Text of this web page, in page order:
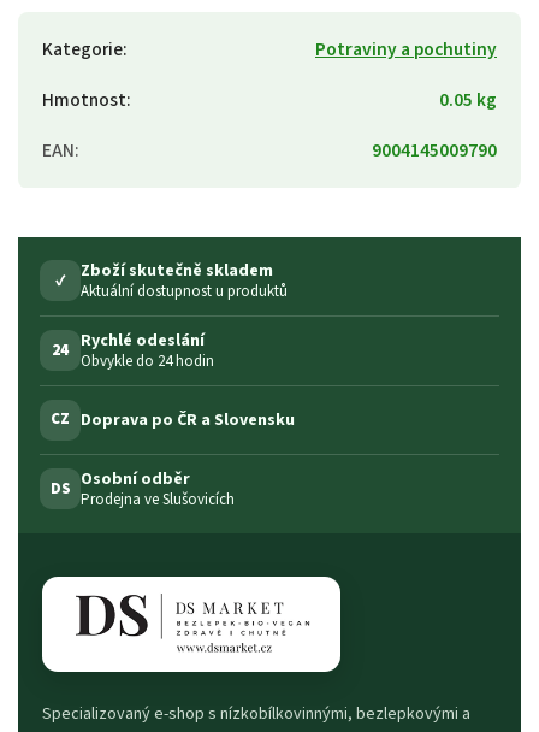
Kategorie:
Potraviny a pochutiny
Hmotnost:
0.05 kg
EAN: 9004145009790
✓ Zboží skutečně skladem
Aktuální dostupnost u produktů
24 Rychlé odeslání
Obvykle do 24 hodin
CZ Doprava po ČR a Slovensku
DS Osobní odběr
Prodejna ve Slušovicích
Specializovaný e-shop s nízkobílkovinnými, bezlepkovými a